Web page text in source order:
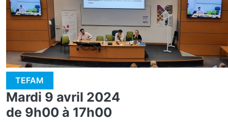
TEFAM
Mardi 9 avril 2024
de 9h00 à 17h00